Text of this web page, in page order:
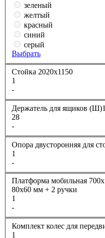
зеленый
желтый
красный
синий
серый
Выбрать
Стойка 2020х1150
1
-
Держатель
28
-
Опора двусторонняя для
1
-
Платформа мобильная
80х60 мм + 2 ручки
1
-
Комплект колес для
1